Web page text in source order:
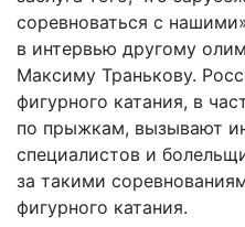
соревноваться с
в интервью другому
Максиму Транькову.
фигурного катания, в
по прыжкам, вызывают
специалистов и
за такими
фигурного катания.